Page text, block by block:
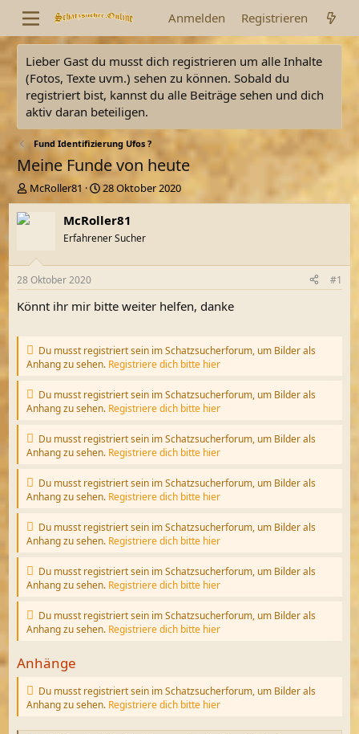
Anmelden Registrieren
Lieber Gast du musst dich registrieren um alle Inhalte
(Fotos, Texte uvm.) sehen zu können. Sobald du
registriert bist, kannst du alle Beiträge sehen und dich
aktiv daran beteiligen.
Fund Identifizierung Ufos ?
Meine Funde von heute
E
r
s
l
e
r
McRoller81
E
r
s
e
t
a
28 Oktober 2020
McRoller81
Erfahrener Sucher
28 Oktober 2020 #1
Könnt ihr mir bitte weiter helfen, danke
Du musst registriert sein im Schatzsucherforum, um Bilder als
Anhang zu sehen. Registriere dich bitte hier
Du musst registriert sein im Schatzsucherforum, um Bilder als
Anhang zu sehen. Registriere dich bitte hier
Du musst registriert sein im Schatzsucherforum, um Bilder als
Anhang zu sehen. Registriere dich bitte hier
Du musst registriert sein im Schatzsucherforum, um Bilder als
Anhang zu sehen. Registriere dich bitte hier
Du musst registriert sein im Schatzsucherforum, um Bilder als
Anhang zu sehen. Registriere dich bitte hier
Du musst registriert sein im Schatzsucherforum, um Bilder als
Anhang zu sehen. Registriere dich bitte hier
Du musst registriert sein im Schatzsucherforum, um Bilder als
Anhang zu sehen. Registriere dich bitte hier
Anhänge
Du musst registriert sein im Schatzsucherforum, um Bilder als
Anhang zu sehen. Registriere dich bitte hier